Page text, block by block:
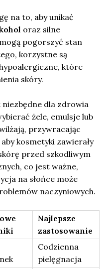
na to, aby unikać
oraz silne
pogorszyć stan
korzystne są
które
skóry.
dla zdrowia
żele, emulsje lub
przywracając
kosmetyki zawierały
przed szkodliwym
co jest ważne,
na słońce może
naczyniowych.
Najlepsze
zastosowanie
Codzienna
pielęgnacja